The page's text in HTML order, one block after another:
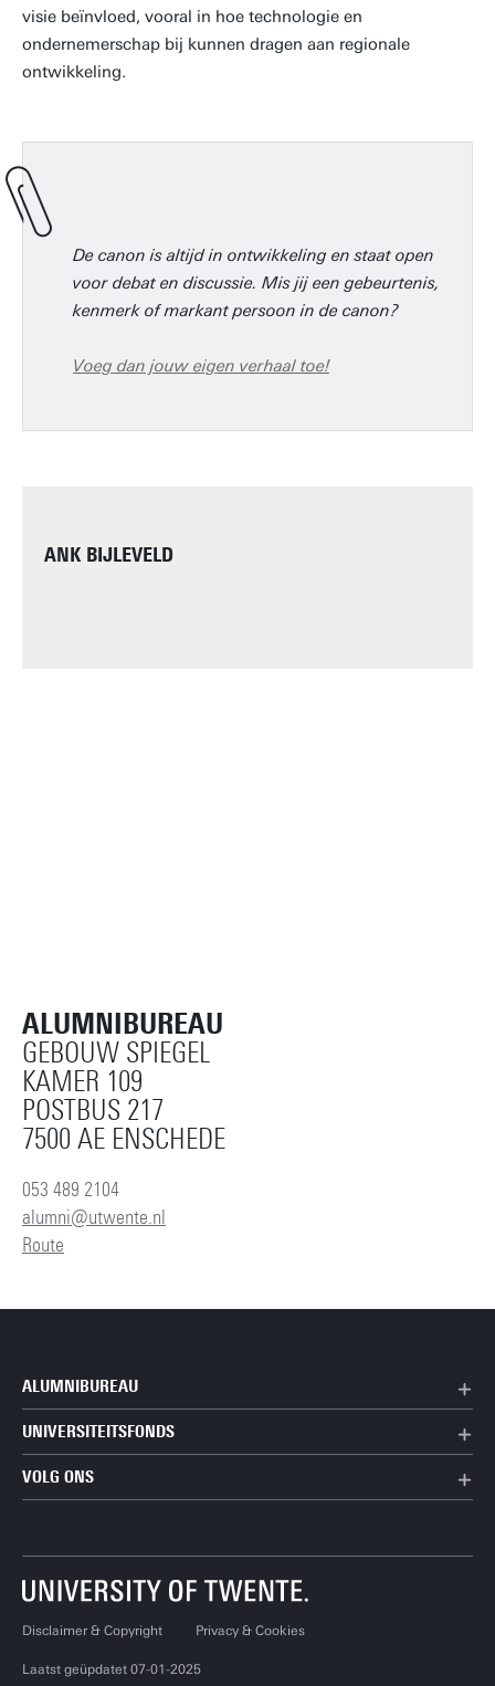
visie beïnvloed, vooral in hoe technologie en
ondernemerschap bij kunnen dragen aan regionale
ontwikkeling.
De canon is altijd in ontwikkeling en staat open
voor debat en discussie. Mis jij een gebeurtenis,
kenmerk of markant persoon in de canon?
Voeg dan jouw eigen verhaal toe!
ANK BIJLEVELD
ALUMNIBUREAU
GEBOUW SPIEGEL
KAMER 109
POSTBUS 217
7500 AE ENSCHEDE
053 489 2104
alumni@utwente.nl
Route
ALUMNIBUREAU
UNIVERSITEITSFONDS
VOLG ONS
Disclaimer & Copyright Privacy & Cookies
Laatst geüpdatet 07-01-2025